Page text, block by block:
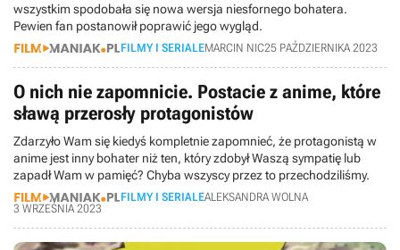
wszystkim spodobała się nowa wersja niesfornego bohatera.
Pewien fan postanowił poprawić jego wygląd.
FILMY I SERIALEMARCIN NIC25 PAŹDZIERNIKA 2023
O nich nie zapomnicie. Postacie z anime, które
sławą przerosły protagonistów
Zdarzyło Wam się kiedyś kompletnie zapomnieć, że protagonistą w
anime jest inny bohater niż ten, który zdobył Waszą sympatię lub
zapadł Wam w pamięć? Chyba wszyscy przez to przechodziliśmy.
FILMY I SERIALEALEKSANDRA WOLNA
3 WRZEŚNIA 2023